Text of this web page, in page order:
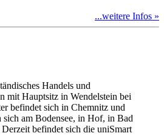
...weitere Infos »
Handels und
mit Hauptsitz in Wendelstein bei
befindet sich in Chemnitz und
sich am Bodensee, in Hof, in Bad
befindet sich die uniSmart